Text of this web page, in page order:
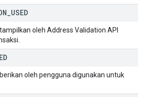
USED
oleh Address Validation API
oleh pengguna digunakan untuk